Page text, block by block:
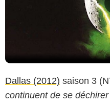
Dallas (2012) saison 3
continuent de se